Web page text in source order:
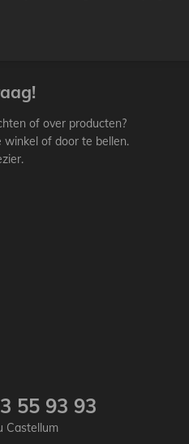
of over producten?
of door te bellen.
55 93 93
Castellum